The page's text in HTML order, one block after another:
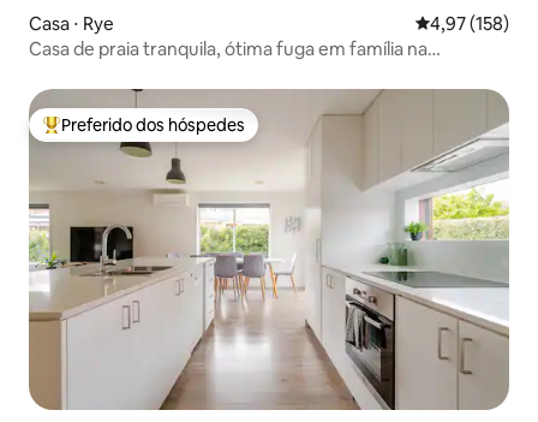
Casa ⋅ Rye 4,97 de uma
4,97 (158)
Casa de praia tranquila, ótima fuga em família na
Entre os melhores preferidos dos hóspedes
Preferido dos hóspedes